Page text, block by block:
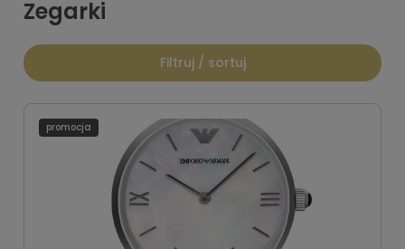
Zegarki
Filtruj / sortuj
promocja